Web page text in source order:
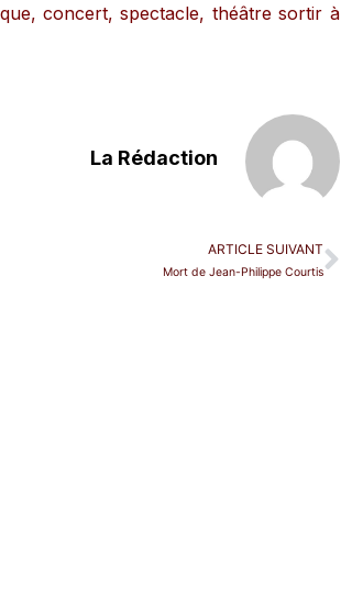
concert, spectacle, théâtre sortir à
La Rédaction
ARTICLE SUIVANT
Mort de Jean-Philippe Courtis